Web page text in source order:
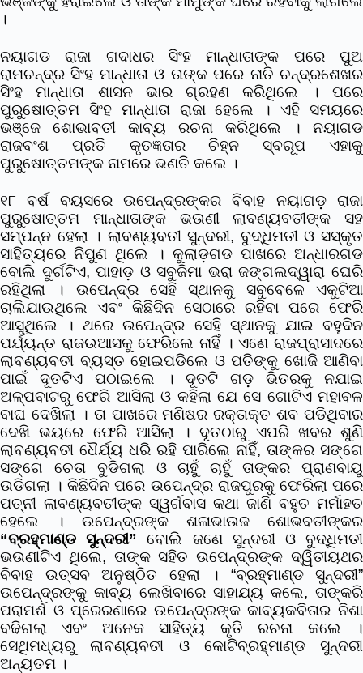
।
ନୟାଗଡ ରାଜା ଗଦାଧର ସିଂହ ମାନ୍ଧାତାଙ୍କ ପରେ ପୁଅ
ରାମଚନ୍ଦ୍ର ସିଂହ ମାନ୍ଧାତା ଓ ତାଙ୍କ ପରେ ନାତି ଚନ୍ଦ୍ରଶେଖର
ସିଂହ ମାନ୍ଧାତା ଶାସନ ଭାର ଗ୍ରହଣ କରିଥିଲେ । ପରେ
ପୁରୁଷୋତ୍ତମ ସିଂହ ମାନ୍ଧାତା ରାଜା ହେଲେ । ଏହି ସମୟରେ
ଭଞ୍ଜେ ଶୋଭାବତୀ କାବ୍ୟ ରଚନା କରିଥିଲେ । ନୟାଗଡ
ରାଜବଂଶ ପ୍ରତି କୃତଜ୍ଞତାର ଚିହ୍ନ ସ୍ବରୂପ ଏହାକୁ
ପୁରୁଷୋତ୍ତମଙ୍କ ନାମରେ ଭଣତି କଲେ ।
୧୮ ବର୍ଷ ବୟସରେ ଉପେନ୍ଦ୍ରଙ୍କର ବିବାହ ନୟାଗଡ଼ ରାଜା
ପୁରୁଷୋତ୍ତମ ମାନ୍ଧାତାଙ୍କ ଭଉଣୀ ଲାବଣ୍ୟବତୀଙ୍କ ସହ
ସମ୍ପନ୍ନ ହେଲା । ଲାବଣ୍ୟବତୀ ସୁନ୍ଦରୀ, ବୁଦ୍ଧିମତୀ ଓ ସସ୍କୃତ
ସାହିତ୍ୟରେ ନିପୁଣ ଥିଲେ । କୁଲାଡ଼ଗଡ ପାଖରେ ଅନ୍ଧାରଗଡ
ବୋଲି ଦୁର୍ଗଟିଏ, ପାହାଡ଼ ଓ ସବୁଜିମା ଭରା ଜଙ୍ଗଲଦ୍ୱାରା ଘେରି
ରହିଥିଲା । ଉପେନ୍ଦ୍ର ସେହି ସ୍ଥାନକୁ ସବୁବେଳେ ଏକୁଟିଆ
ଚାଲିଯାଉଥିଲେ ଏବଂ କିଛିଦିନ ସେଠାରେ ରହିବା ପରେ ଫେରି
ଆସୁଥିଲେ । ଥରେ ଉପେନ୍ଦ୍ର ସେହି ସ୍ଥାନକୁ ଯାଇ ବହୁଦିନ
ପର୍ଯ୍ୟନ୍ତ ରାଜଉଆସକୁ ଫେରିଲେ ନାହିଁ । ଏଣେ ରାଜପ୍ରାସାଦରେ
ଲାବଣ୍ୟବତୀ ବ୍ୟସ୍ତ ହୋଇପଡିଲେ ଓ ପତିଙ୍କୁ ଖୋଜି ଆଣିବା
ପାଇଁ ଦୂତଟିଏ ପଠାଇଲେ । ଦୂତଟି ଗଡ଼ ଭିତରକୁ ନଯାଇ
ଅଳ୍ପବାଟରୁ ଫେରି ଆସିଲା ଓ କହିଲା ଯେ ସେ ଗୋଟିଏ ମହାବଳ
ବାଘ ଦେଖିଲା । ତା ପାଖରେ ମଣିଷର ରକ୍ତାକ୍ତ ଶବ ପଡିଥିବାର
ଦେଖି ଭୟରେ ଫେରି ଆସିଲା । ଦୂତଠାରୁ ଏପରି ଖବର ଶୁଣି
ଲାବଣ୍ୟବତୀ ଧୈର୍ଯ୍ୟ ଧରି ରହି ପାରିଲେ ନାହିଁ, ତାଙ୍କର ସଙ୍ଗେ
ସଙ୍ଗେ ଚେତା ବୁଡିଗଲା ଓ ଚାହୁଁ ଚାହୁଁ ତାଙ୍କର ପ୍ରାଣବାୟୁ
ଉଡିଗଲା । କିଛିଦିନ ପରେ ଉପେନ୍ଦ୍ର ରାଜପୁରକୁ ଫେରିଲା ପରେ
ପତ୍ନୀ ଲାବଣ୍ୟବତୀଙ୍କ ସ୍ୱର୍ଗବାସ କଥା ଜାଣି ବହୁତ ମର୍ମାହତ
ହେଲେ । ଉପେନ୍ଦ୍ରଙ୍କ ଶଳାଭାଉଜ ଶୋଭବତୀଙ୍କର
“ବ୍ରହ୍ମାଣ୍ଡ ସୁନ୍ଦରୀ” ବୋଲି ଜଣେ ସୁନ୍ଦରୀ ଓ ବୁଦ୍ଧିମତୀ
ଭଉଣୀଟିଏ ଥିଲେ, ତାଙ୍କ ସହିତ ଉପେନ୍ଦ୍ରଙ୍କ ଦ୍ୱିତୀୟଥର
ବିବାହ ଉତ୍ସବ ଅନୁଷ୍ଠିତ ହେଲା । “ବ୍ରହ୍ମାଣ୍ଡ ସୁନ୍ଦରୀ”
ଉପେନ୍ଦ୍ରଙ୍କୁ କାବ୍ୟ ଲେଖିବାରେ ସାହାଯ୍ୟ କଲେ, ତାଙ୍କରି
ପରାମର୍ଶ ଓ ପ୍ରେରଣାରେ ଉପେନ୍ଦ୍ରଙ୍କ କାବ୍ୟକବିତାର ନିଶା
ବଢିଗଲା ଏବଂ ଅନେକ ସାହିତ୍ୟ କୃତି ରଚନା କଲେ ।
ସେଥିମଧ୍ୟରୁ ଲାବଣ୍ୟବତୀ ଓ କୋଟିବ୍ରହ୍ମାଣ୍ଡ ସୁନ୍ଦରୀ
ଅନ୍ୟତମ ।